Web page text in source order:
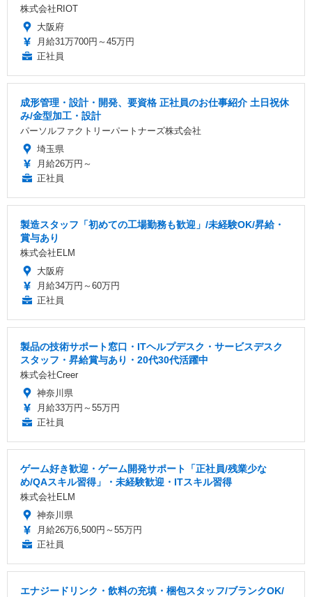
株式会社RIOT
大阪府
月給31万700円～45万円
正社員
成形管理・設計・開発、要資格 正社員のお仕事紹介 土日祝休
み/金型加工・設計
パーソルファクトリーパートナーズ株式会社
埼玉県
月給26万円～
正社員
製造スタッフ「初めての工場勤務も歓迎」/未経験OK/昇給・
賞与あり
株式会社ELM
大阪府
月給34万円～60万円
正社員
製品の技術サポート窓口・ITヘルプデスク・サービスデスク
スタッフ・昇給賞与あり・20代30代活躍中
株式会社Creer
神奈川県
月給33万円～55万円
正社員
ゲーム好き歓迎・ゲーム開発サポート「正社員/残業少な
め/QAスキル習得」・未経験歓迎・ITスキル習得
株式会社ELM
神奈川県
月給26万6,500円～55万円
正社員
エナジードリンク・飲料の充填・梱包スタッフ/ブランクOK/